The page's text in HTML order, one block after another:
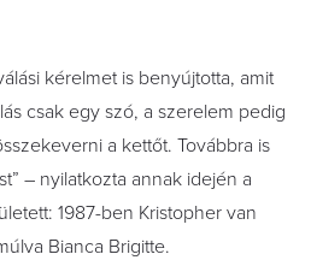
kérelmet is benyújtotta, amit
csak egy szó, a szerelem pedig
a kettőt. Továbbra is
– nyilatkozta annak idején a
1987-ben Kristopher van
Bianca Brigitte.